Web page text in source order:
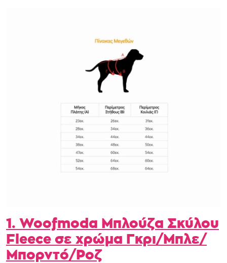
1. Woofmoda Μπλούζα Σκύλου
Fleece σε χρώμα Γκρι/Μπλε/
Μπορντό/Ροζ